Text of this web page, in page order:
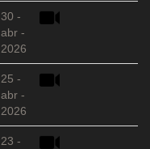
30 -
abr -
2026
25 -
abr -
2026
23 -